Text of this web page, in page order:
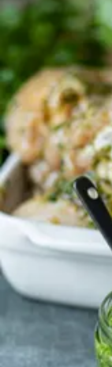
salade
de
Ou même